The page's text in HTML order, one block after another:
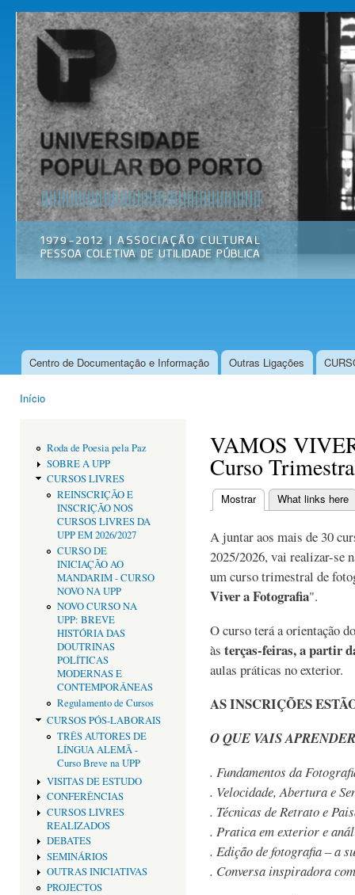
Universidade
Popular do
Porto
Associação
Cultural
Menu principal
Centro de Documentação e Informação Outras Ligações
Início
Roda de Poesia pela Paz
SOBRE A UPP
CURSOS LIVRES
REINSCRIÇÃO E
INSCRIÇÃO NOS
CURSOS LIVRES DA
UPP EM 2026/2027
CURSO DE
INICIAÇÃO AO
MANDARIM - CURSO
NOVO NA UPP
NOVO CURSO NA
UPP: BREVE
HISTÓRIA DAS
DOUTRINAS
POLÍTICAS
MODERNAS E
CONTEMPORÂNEAS
Regulamento de Cursos
CURSOS PÓS-LABORAIS
TRÊS AUTORES DE
LÍNGUA ALEMÃ -
Curso Breve na UPP
VISITAS DE ESTUDO
CONFERÊNCIAS
CURSOS LIVRES
REALIZADOS
DEBATES
SEMINÁRIOS
OUTRAS INICIATIVAS
PROJECTOS
VAMOS
Curso
Separadores
Mostrar(separador ativo)
What links here
A juntar aos mais de 30
2025/2026, vai realizar-se
um curso trimestral de
Viver a Fotografia".
O curso terá a orientação
às terças-feiras, a partir
aulas práticas no exterior.
AS INSCRIÇÕES
O QUE VAIS APRENDER
. Fundamentos da
. Velocidade, Abertura e
. Técnicas de Retrato e
. Pratica em exterior e
. Edição de fotografia – a
. Conversa inspiradora